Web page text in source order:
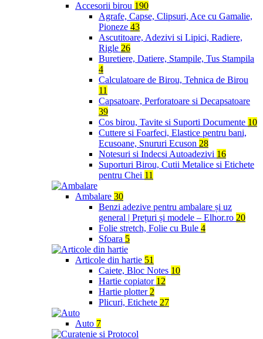
Accesorii birou 190
Agrafe, Capse, Clipsuri, Ace cu Gamalie,
Pioneze 43
Ascutitoare, Adezivi si Lipici, Radiere,
Rigle 26
Buretiere, Datiere, Stampile, Tus Stampila
4
Calculatoare de Birou, Tehnica de Birou
11
Capsatoare, Perforatoare si Decapsatoare
39
Cos birou, Tavite si Suporti Documente 10
Cuttere si Foarfeci, Elastice pentru bani,
Ecusoane, Snururi Ecuson 28
Notesuri si Indecsi Autoadezivi 16
Suporturi Birou, Cutii Metalice si Etichete
pentru Chei 11
Ambalare 30
Benzi adezive pentru ambalare și uz
general | Prețuri și modele – Elhor.ro 20
Folie stretch, Folie cu Bule 4
Sfoara 5
Articole din hartie 51
Caiete, Bloc Notes 10
Hartie copiator 12
Hartie plotter 2
Plicuri, Etichete 27
Auto 7